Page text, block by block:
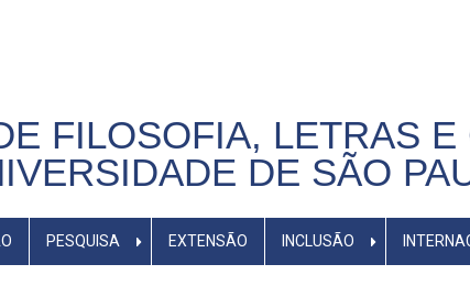
FILOSOFIA, LETRAS E
DE SÃO
PESQUISA EXTENSÃO INCLUSÃO